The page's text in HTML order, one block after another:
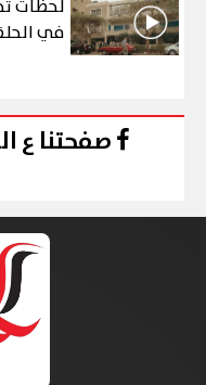
لحظات
في الحلقة 10 من رأس
صفحتنا ع